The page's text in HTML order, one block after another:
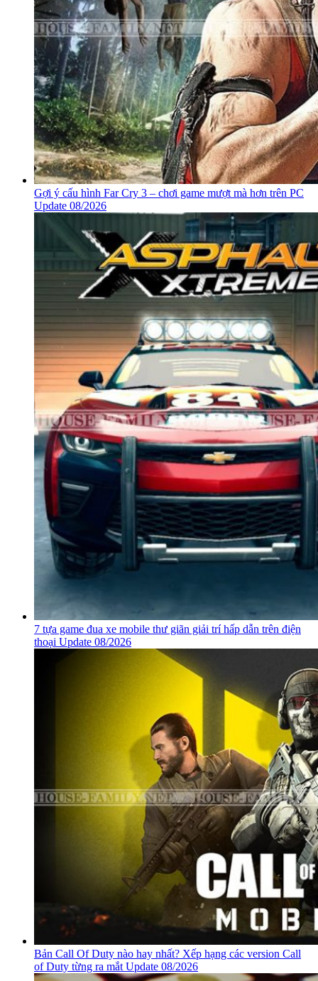
Gợi ý cấu hình Far Cry 3 – chơi game mượt mà hơn trên PC
Update 08/2026
7 tựa game đua xe mobile thư giãn giải trí hấp dẫn trên điện
thoại Update 08/2026
Bản Call Of Duty nào hay nhất? Xếp hạng các version Call
of Duty từng ra mắt Update 08/2026